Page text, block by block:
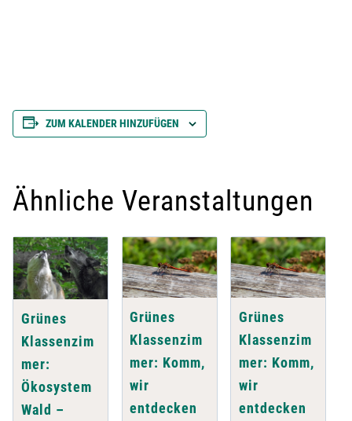
ZUM KALENDER HINZUFÜGEN
Ähnliche Veranstaltungen
Grünes
Klassenzim
mer:
Ökosystem
Wald –
Grünes
Klassenzim
mer: Komm,
wir
entdecken
Grünes
Klassenzim
mer: Komm,
wir
entdecken